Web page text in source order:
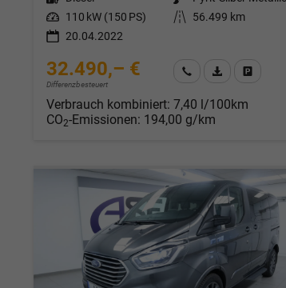
Leistung 110 kW (150 PS) Kilometerstand
56.499 km
20.04.2022
32.490,– €
Differenzbesteuert
Wir rufen Sie an
Verbrauch kombiniert: 7,40 l/100km
CO2-Emissionen: 194,00 g/km